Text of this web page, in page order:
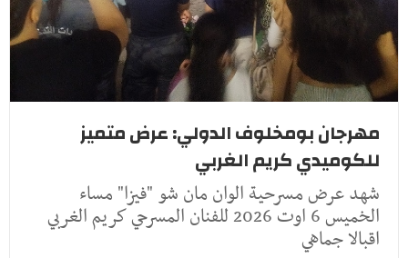
مهرجان بومخلوف الدولي: عرض متميز
للكوميدي كريم الغربي
شهد عرض مسرحية الوان مان شو "فيزا" مساء
الخميس 6 اوت 2026 للفنان المسرحي كريم الغربي
اقبالا جماهي